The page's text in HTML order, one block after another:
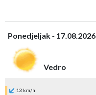
Ponedjeljak - 17.08.2026
Vedro
13 km/h